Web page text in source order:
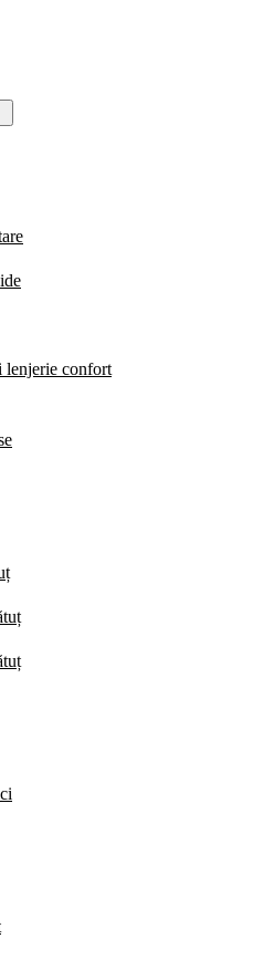
lenjerie confort